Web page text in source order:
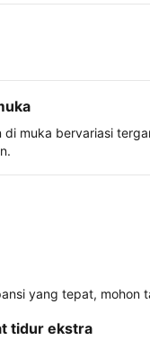
di muka bervariasi
yang tepat,
tidur ekstra